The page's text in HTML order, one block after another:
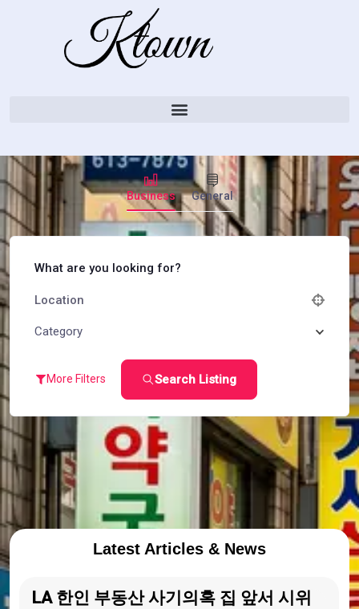
Business General
What are you looking for?
Category
More Filters Search Listing
Latest Articles & News
LA 한인 부동산 사기의혹 집 앞서 시위